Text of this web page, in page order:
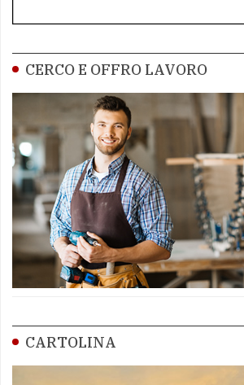
CERCO E OFFRO LAVORO
CARTOLINA